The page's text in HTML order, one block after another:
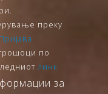
преку
по
линк
за